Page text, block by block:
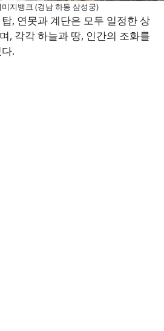
지뱅크 (경남 하동 삼성궁)
, 연못과 계단은 모두 일정한 상
, 각각 하늘과 땅, 인간의 조화를
.